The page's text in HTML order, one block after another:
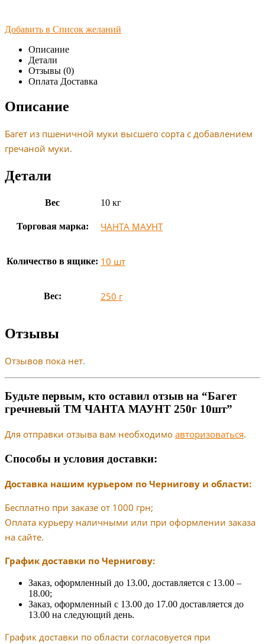
Добавить в Список желаний
Описание
Детали
Отзывы (0)
Оплата Доставка
Описание
Багет из пшеничной муки высшего сорта с добавлением
гречаной муки.
Детали
Вес 10 кг
Торговая марка: ЧАНТА МАУНТ
Количество в ящике: 10 шт
Вес: 250 г
Отзывы
Отзывов пока нет.
Будьте первым, кто оставил отзыв на “Багет
гречневый ТМ ЧАНТА МАУНТ 250г 10шт”
Для отправки отзыва вам необходимо авторизоваться.
Способы и условия доставки:
Доставка нашим курьером по Чернигову и области:
Бесплатно при заказе от 1000 грн;
Оплата курьеру наличными или при оформлении заказа
на сайте.
График доставки по Чернигову:
Заказ, оформленный до 13.00, доставляется с 13.00 –
18.00;
Заказ, оформленный с 13.00 до 17.00 доставляется до
13.00 на следующий день.
График доставки по области согласовуется при